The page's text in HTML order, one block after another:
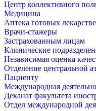
Центр коллективного
Медицина
Аптека готовых
Врачи-стажеры
Застрахованным лицам
Клинические
Независимая оценка
Отделение центральной
Пациенту
Международная
Деканат факультета
Отдел международной